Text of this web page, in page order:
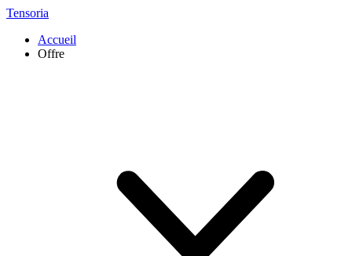
Tensoria
Accueil
Offre